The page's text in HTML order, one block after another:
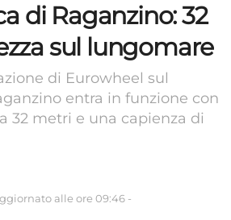
di Raganzino: 32
sul lungomare
di Eurowheel sul
entra in funzione con
32 metri e una capienza di
alle ore 09:46 -